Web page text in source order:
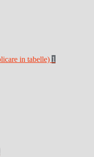
in tabelle) 1